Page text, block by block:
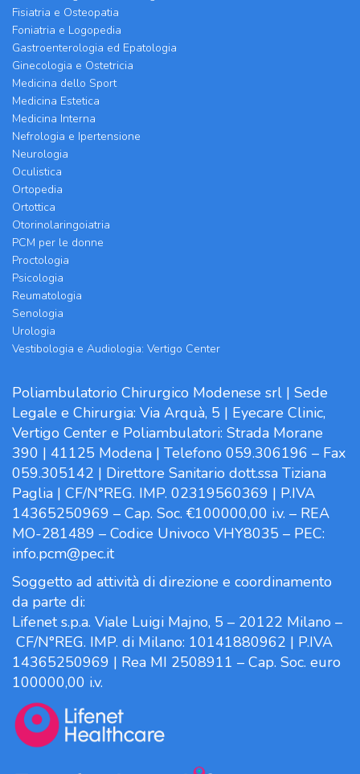
Fisiatria e Osteopatia
Foniatria e Logopedia
Gastroenterologia ed Epatologia
Ginecologia e Ostetricia
Medicina dello Sport
Medicina Estetica
Medicina Interna
Nefrologia e Ipertensione
Neurologia
Oculistica
Ortopedia
Ortottica
Otorinolaringoiatria
PCM per le donne
Proctologia
Psicologia
Reumatologia
Senologia
Urologia
Vestibologia e Audiologia: Vertigo Center
Poliambulatorio Chirurgico Modenese srl | Sede
Legale e Chirurgia: Via Arquà, 5 | Eyecare Clinic,
Vertigo Center e Poliambulatori: Strada Morane
390 | 41125 Modena | Telefono 059.306196 – Fax
059.305142 | Direttore Sanitario dott.ssa Tiziana
Paglia | CF/N°REG. IMP. 02319560369 | P.IVA
14365250969 – Cap. Soc. €100000,00 i.v. – REA
MO-281489 – Codice Univoco VHY8035 – PEC:
info.pcm@pec.it
Soggetto ad attività di direzione e coordinamento
da parte di:
Lifenet s.p.a. Viale Luigi Majno, 5 – 20122 Milano –
CF/N°REG. IMP. di Milano: 10141880962 | P.IVA
14365250969 | Rea MI 2508911 – Cap. Soc. euro
100000,00 i.v.